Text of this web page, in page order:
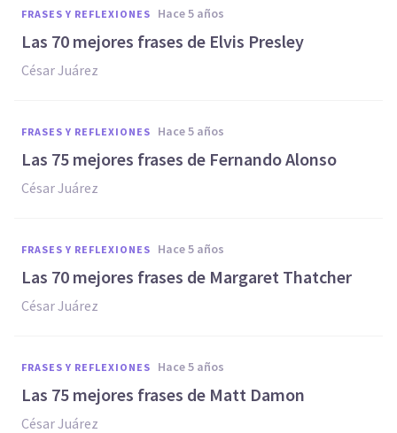
FRASES Y REFLEXIONES hace 5 años
Las 70 mejores frases de Elvis Presley
César Juárez
FRASES Y REFLEXIONES hace 5 años
Las 75 mejores frases de Fernando Alonso
César Juárez
FRASES Y REFLEXIONES hace 5 años
Las 70 mejores frases de Margaret Thatcher
César Juárez
FRASES Y REFLEXIONES hace 5 años
Las 75 mejores frases de Matt Damon
César Juárez